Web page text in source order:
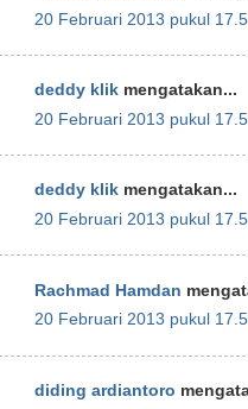
20 Februari 2013 pukul
deddy klik mengatakan...
20 Februari 2013 pukul
deddy klik mengatakan...
20 Februari 2013 pukul
Rachmad Hamdan
20 Februari 2013 pukul
diding ardiantoro